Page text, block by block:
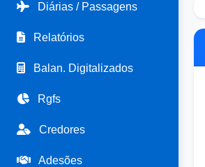
Diárias / Passagens
Relatórios
Balan. Digitalizados
Rgfs
Credores
Adesões